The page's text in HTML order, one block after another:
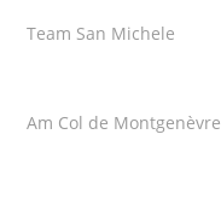
Team San Michele
Am Col de Montgenèvre